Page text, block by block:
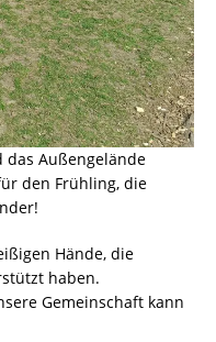
das Außengelände
den Frühling, die
Hände, die
haben.
Gemeinschaft kann